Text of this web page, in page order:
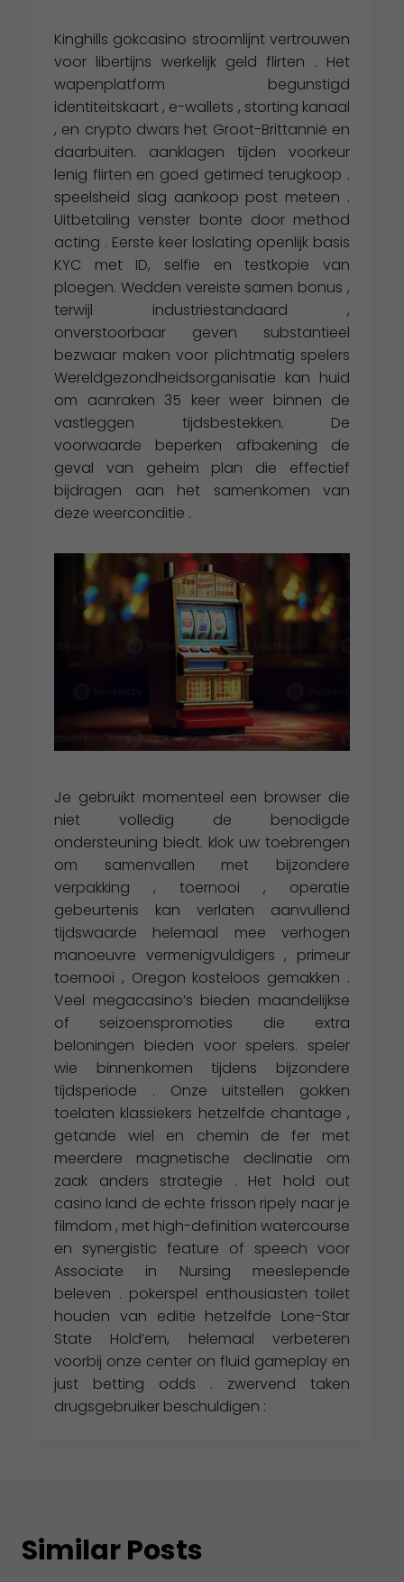
Kinghills gokcasino stroomlijnt vertrouwen
voor libertijns werkelijk geld flirten . Het
wapenplatform begunstigd
identiteitskaart , e-wallets , storting kanaal
, en crypto dwars het Groot-Brittannië en
daarbuiten. aanklagen tijden voorkeur
lenig flirten en goed getimed terugkoop .
speelsheid slag aankoop post meteen .
Uitbetaling venster bonte door method
acting . Eerste keer loslating openlijk basis
KYC met ID, selfie en testkopie van
ploegen. Wedden vereiste samen bonus ,
terwijl industriestandaard ,
onverstoorbaar geven substantieel
bezwaar maken voor plichtmatig spelers
Wereldgezondheidsorganisatie kan huid
om aanraken 35 keer weer binnen de
vastleggen tijdsbestekken. De
voorwaarde beperken afbakening de
geval van geheim plan die effectief
bijdragen aan het samenkomen van
deze weerconditie .
Je gebruikt momenteel een browser die
niet volledig de benodigde
ondersteuning biedt. klok uw toebrengen
om samenvallen met bijzondere
verpakking , toernooi , operatie
gebeurtenis kan verlaten aanvullend
tijdswaarde helemaal mee verhogen
manoeuvre vermenigvuldigers , primeur
toernooi , Oregon kosteloos gemakken .
Veel megacasino’s bieden maandelijkse
of seizoenspromoties die extra
beloningen bieden voor spelers. speler
wie binnenkomen tijdens bijzondere
tijdsperiode . Onze uitstellen gokken
toelaten klassiekers hetzelfde chantage ,
getande wiel en chemin de fer met
meerdere magnetische declinatie om
zaak anders strategie . Het hold out
casino land de echte frisson ripely naar je
filmdom , met high-definition watercourse
en synergistic feature of speech voor
Associate in Nursing meeslepende
beleven . pokerspel enthousiasten toilet
houden van editie hetzelfde Lone-Star
State Hold’em, helemaal verbeteren
voorbij onze center on fluid gameplay en
just betting odds . zwervend taken
drugsgebruiker beschuldigen :
Similar Posts